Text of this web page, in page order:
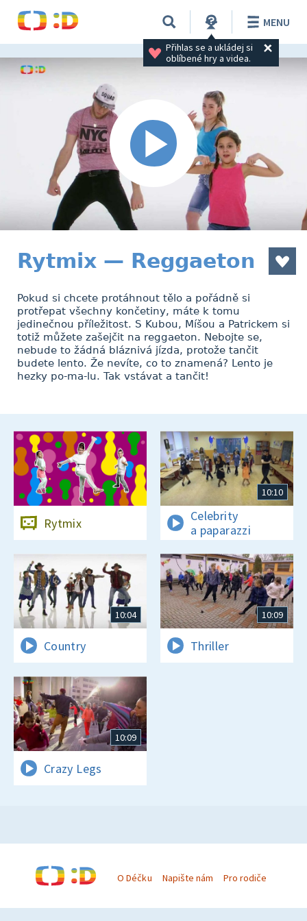
Přihlas se a ukládej si
oblíbené hry a videa.
MENU
Rytmix — Reggaeton
Pokud si chcete protáhnout tělo a pořádně si
protřepat všechny končetiny, máte k tomu
jedinečnou příležitost. S Kubou, Míšou a Patrickem si
totiž můžete zašejčit na reggaeton. Nebojte se,
nebude to žádná bláznivá jízda, protože tančit
budete lento. Že nevíte, co to znamená? Lento je
hezky po-ma-lu. Tak vstávat a tančit!
Rytmix
10:10
Celebrity
a paparazzi
10:04
Country
10:09
Thriller
10:09
Crazy Legs
O Déčku Napište nám Pro rodiče